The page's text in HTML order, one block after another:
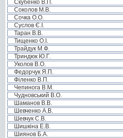
Скубенко В.П.
Соколов М.В.
Сочка О.О.
Суслов Є.І.
Таран В.В.
Тищенко О.І.
Трайдук М.Ф.
Триндюк Ю.Г.
Уколов В.О.
Федорчук Я.П.
Філенко В.П.
Чепинога В.М.
Чудновський В.О.
Шаманов В.В.
Шевченко А.В.
Шевчук С.В.
Шишкіна Е.В.
Шиянов Б.А.